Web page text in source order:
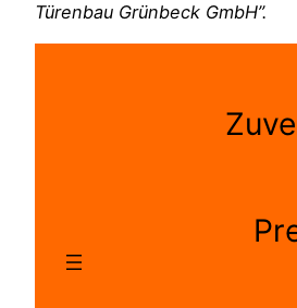
Türenbau Grünbeck GmbH”.